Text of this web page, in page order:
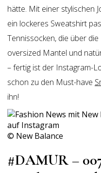
hätte. Mit einer stylischen
ein lockeres Sweatshirt
Tennissocken, die über
oversized Mantel und
– fertig ist der Instagram-
schon zu den Must-have
ihn!
© New Balance
#DAMUR –